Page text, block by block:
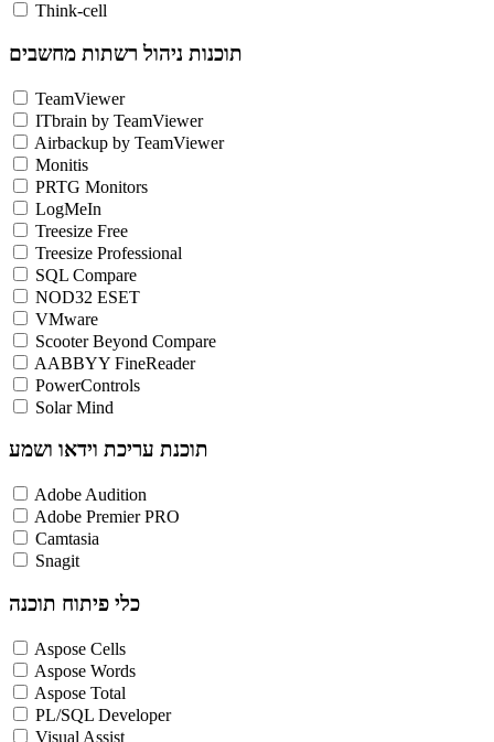
Think-cell
תוכנות ניהול רשתות מחשבים
TeamViewer
ITbrain by TeamViewer
Airbackup by TeamViewer
Monitis
PRTG Monitors
LogMeIn
Treesize Free
Treesize Professional
SQL Compare
NOD32 ESET
VMware
Scooter Beyond Compare
AABBYY FineReader
PowerControls
Solar Mind
תוכנת עריכת וידאו ושמע
Adobe Audition
Adobe Premier PRO
Camtasia
Snagit
כלי פיתוח תוכנה
Aspose Cells
Aspose Words
Aspose Total
PL/SQL Developer
Visual Assist